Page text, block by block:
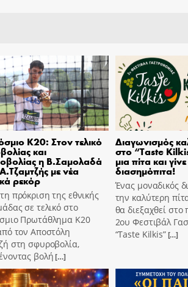
Κ20: Στον τελικό
και
η Β.Σαμολαδά
με νέα
ρεκόρ
πρόκριση της εθνικής
σε τελικό στο
Πρωτάθλημα Κ20
τον Αποστόλη
στη σφυροβολία,
βολή[…]
Διαγωνισμός
στο “Taste
μια πίτα και
διασημόπιτα!
Ένας μοναδικός
την καλύτερη
θα διεξαχθεί στο
2ου Φεστιβάλ
“Taste Kilkis”[…]